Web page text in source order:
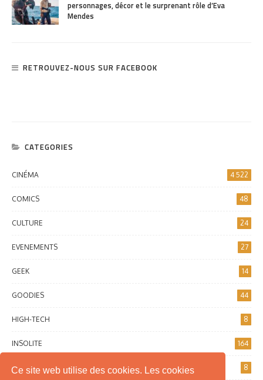
Ce site web utilise des cookies. Les cookies
personnages, décor et le surprenant rôle d’Eva
Mendes
RETROUVEZ-NOUS SUR FACEBOOK
CATEGORIES
CINÉMA 4 522
COMICS 48
CULTURE 24
EVENEMENTS 27
GEEK 14
GOODIES 44
HIGH-TECH 8
INSOLITE 164
INTERNET 8